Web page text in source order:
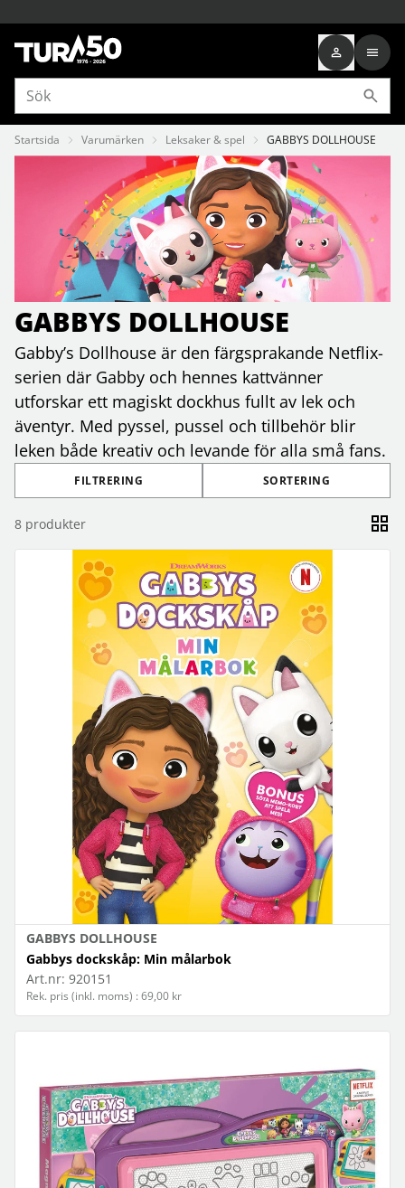
Startsida Varumärken Leksaker & spel GABBYS DOLLHOUSE
GABBYS DOLLHOUSE
Gabby’s Dollhouse är den färgsprakande Netflix-
serien där Gabby och hennes kattvänner
utforskar ett magiskt dockhus fullt av lek och
äventyr. Med pyssel, pussel och tillbehör blir
leken både kreativ och levande för alla små fans.
FILTRERING SORTERING
8 produkter
GABBYS DOLLHOUSE
Gabbys dockskåp: Min målarbok
Art.nr: 920151
Rek. pris (inkl. moms) : 69,00 kr